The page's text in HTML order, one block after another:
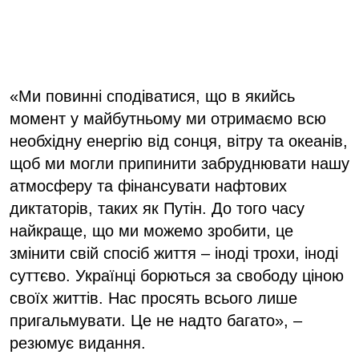
«Ми повинні сподіватися, що в якийсь
момент у майбутньому ми отримаємо всю
необхідну енергію від сонця, вітру та океанів,
щоб ми могли припинити забруднювати нашу
атмосферу та фінансувати нафтових
диктаторів, таких як Путін. До того часу
найкраще, що ми можемо зробити, це
змінити свій спосіб життя – іноді трохи, іноді
суттєво. Українці борються за свободу ціною
своїх життів. Нас просять всього лише
пригальмувати. Це не надто багато», –
резюмує видання.